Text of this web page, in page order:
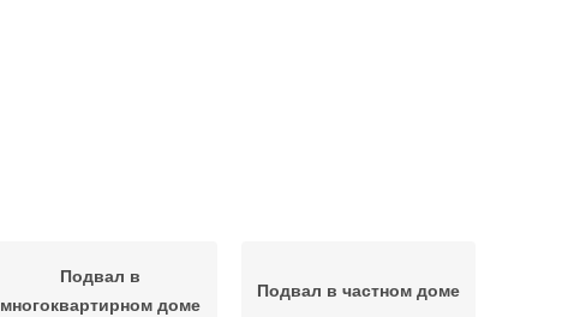
Подвал в
многоквартирном доме
Подвал в частном доме